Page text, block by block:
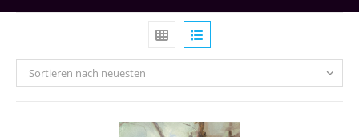
Sortieren nach neuesten